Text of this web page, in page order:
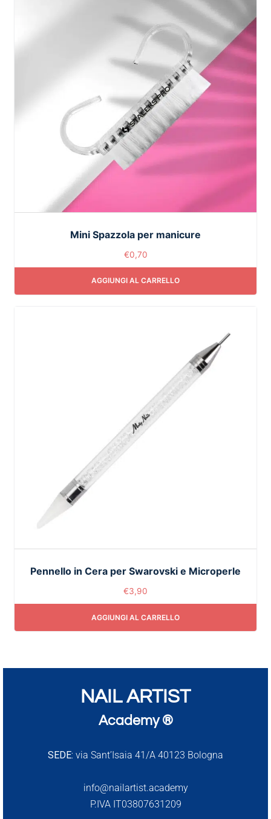
Mini Spazzola per manicure
€0,70
AGGIUNGI AL CARRELLO
Pennello in Cera per Swarovski e Microperle
€3,90
AGGIUNGI AL CARRELLO
NAIL ARTIST
Academy ®
SEDE: via Sant’Isaia 41/A 40123 Bologna
info@nailartist.academy
P.IVA IT03807631209